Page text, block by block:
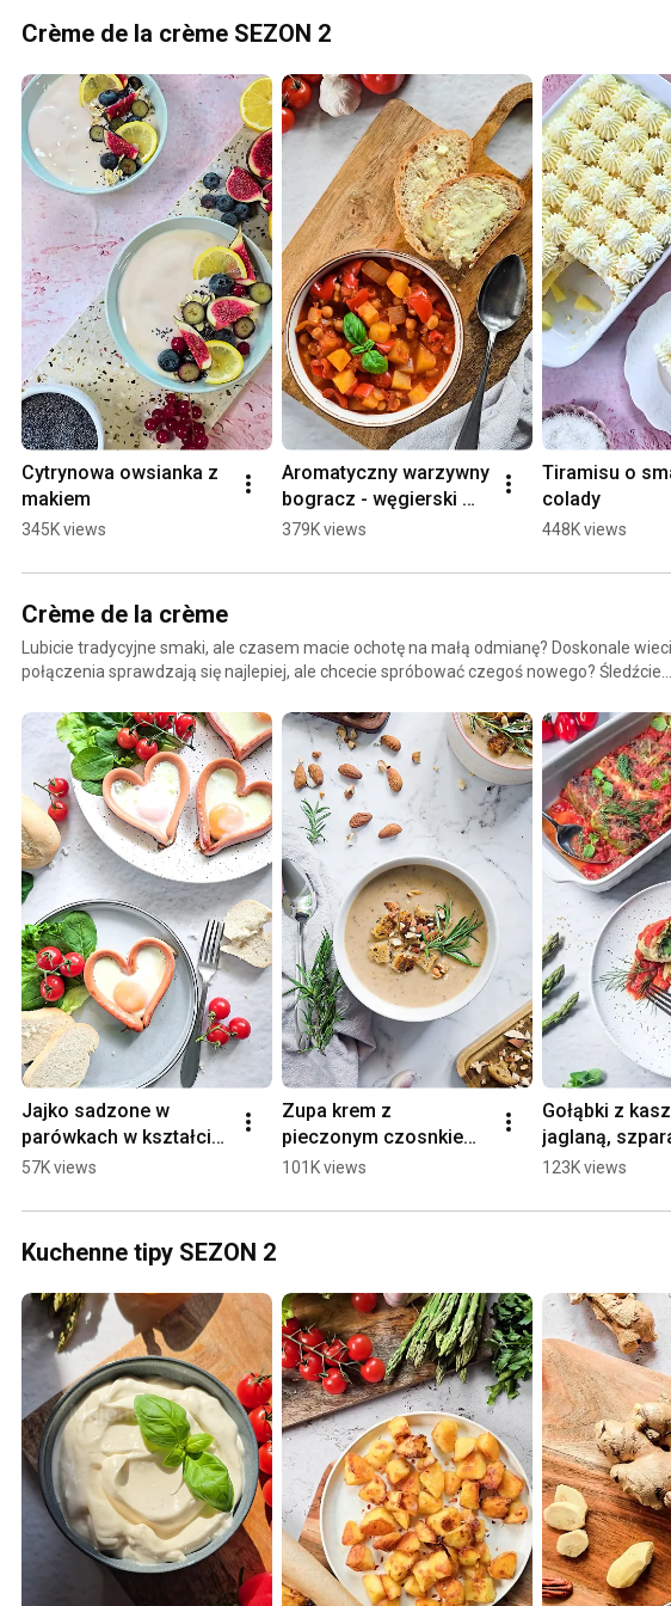
Crème de la crème SEZON 2
Cytrynowa owsianka z
makiem
345K views
Aromatyczny warzywny
bogracz - węgierski
gulasz
379K views
Tiramisu o
colady
448K views
Crème de la crème
Lubicie tradycyjne smaki, ale czasem macie ochotę na małą odmianę? Doskonale
połączenia sprawdzają się najlepiej, ale chcecie spróbować czegoś nowego? Śledźcie
Jajko sadzone w
parówkach w kształcie
serca
57K views
Zupa krem z
pieczonym czosnkiem i
migdałami
101K views
Gołąbki z
jaglaną,
bobem
123K views
Kuchenne tipy SEZON 2